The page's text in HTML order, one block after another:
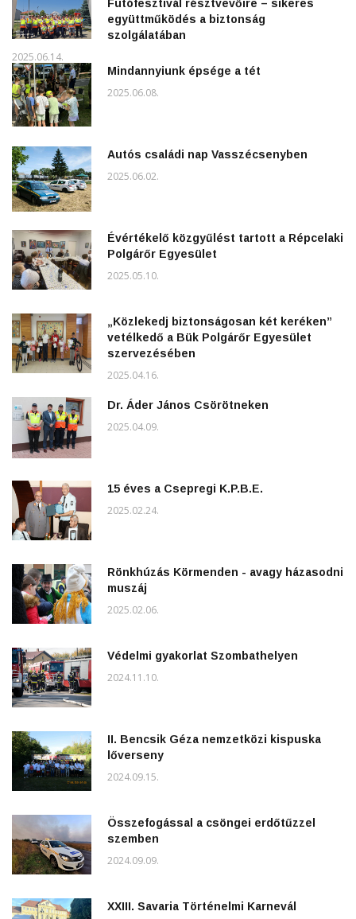
Futófesztivál résztvevőire – sikeres
együttműködés a biztonság
szolgálatában
2025.06.14.
Mindannyiunk épsége a tét
2025.06.08.
Autós családi nap Vasszécsenyben
2025.06.02.
Évértékelő közgyűlést tartott a Répcelaki
Polgárőr Egyesület
2025.05.10.
„Közlekedj biztonságosan két keréken”
vetélkedő a Bük Polgárőr Egyesület
szervezésében
2025.04.16.
Dr. Áder János Csörötneken
2025.04.09.
15 éves a Csepregi K.P.B.E.
2025.02.24.
Rönkhúzás Körmenden - avagy házasodni
muszáj
2025.02.06.
Védelmi gyakorlat Szombathelyen
2024.11.10.
II. Bencsik Géza nemzetközi kispuska
lőverseny
2024.09.15.
Összefogással a csöngei erdőtűzzel
szemben
2024.09.09.
XXIII. Savaria Történelmi Karnevál